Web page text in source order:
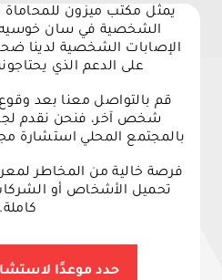
يمثل مكتب ميزون للمحاماة
الشخصية في سان
الإصابات الشخصية لدينا
على الدعم الذي
قم بالتواصل معنا بعد
شخص آخر، فنحن نقدم
بالمجتمع المحلي استشارة
فرصة خالية من المخاطر
تحميل الأشخاص أو
كاملة.
حدد موعدًا